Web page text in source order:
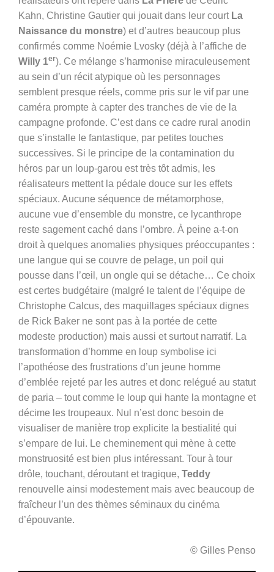
Kahn, Christine Gautier qui jouait dans leur court La
Naissance du monstre) et d’autres beaucoup plus
confirmés comme Noémie Lvosky (déjà à l’affiche de
Willy 1er). Ce mélange s’harmonise miraculeusement
au sein d’un récit atypique où les personnages
semblent presque réels, comme pris sur le vif par une
caméra prompte à capter des tranches de vie de la
campagne profonde. C’est dans ce cadre rural anodin
que s’installe le fantastique, par petites touches
successives. Si le principe de la contamination du
héros par un loup-garou est très tôt admis, les
réalisateurs mettent la pédale douce sur les effets
spéciaux. Aucune séquence de métamorphose,
aucune vue d’ensemble du monstre, ce lycanthrope
reste sagement caché dans l’ombre. À peine a-t-on
droit à quelques anomalies physiques préoccupantes :
une langue qui se couvre de pelage, un poil qui
pousse dans l’œil, un ongle qui se détache… Ce choix
est certes budgétaire (malgré le talent de l’équipe de
Christophe Calcus, des maquillages spéciaux dignes
de Rick Baker ne sont pas à la portée de cette
modeste production) mais aussi et surtout narratif. La
transformation d’homme en loup symbolise ici
l’apothéose des frustrations d’un jeune homme
d’emblée rejeté par les autres et donc relégué au statut
de paria – tout comme le loup qui hante la montagne et
décime les troupeaux. Nul n’est donc besoin de
visualiser de manière trop explicite la bestialité qui
s’empare de lui. Le cheminement qui mène à cette
monstruosité est bien plus intéressant. Tour à tour
drôle, touchant, déroutant et tragique, Teddy
renouvelle ainsi modestement mais avec beaucoup de
fraîcheur l’un des thèmes séminaux du cinéma
d’épouvante.
© Gilles Penso